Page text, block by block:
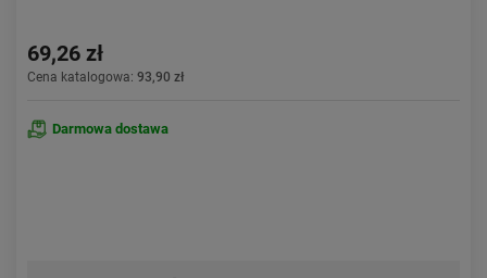
69,26 zł
Cena katalogowa: 93,90 zł
Darmowa dostawa